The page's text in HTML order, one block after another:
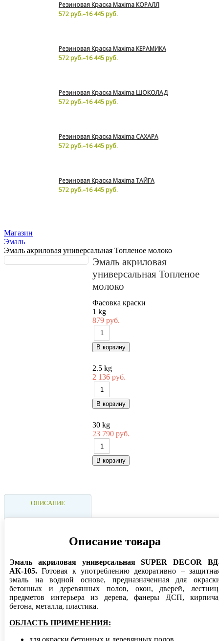
Резиновая Краска Maxima КОРАЛЛ
572 руб.–16 445 руб.
Резиновая Краска Maxima КЕРАМИКА
572 руб.–16 445 руб.
Резиновая Краска Maxima ШОКОЛАД
572 руб.–16 445 руб.
Резиновая Краска Maxima САХАРА
572 руб.–16 445 руб.
Резиновая Краска Maxima ТАЙГА
572 руб.–16 445 руб.
Магазин
Эмаль
Эмаль акриловая универсальная Топленое молоко
Эмаль акриловая
универсальная Топленое
молоко
Фасовка краски
1 kg
879 руб.
2.5 kg
2 136 руб.
30 kg
23 790 руб.
ОПИСАНИЕ
Описание товара
Эмаль акриловая универсальная SUPER DЕCOR
АК-105. Готовая к употреблению декоративно –
эмаль на водной основе, предназначенная для
бетонных и деревянных полов, окон, дверей,
предметов интерьера из дерева, фанеры ДСП,
бетона, металла, пластика.
ОБЛАСТЬ ПРИМЕНЕНИЯ: